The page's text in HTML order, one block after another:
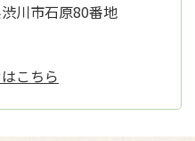
川市石原80番地
こちら